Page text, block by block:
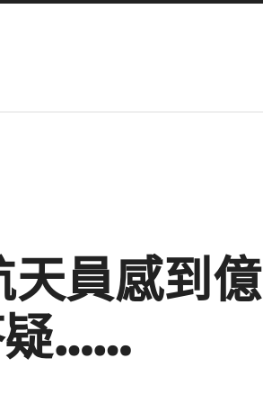
天員感到億
疑……